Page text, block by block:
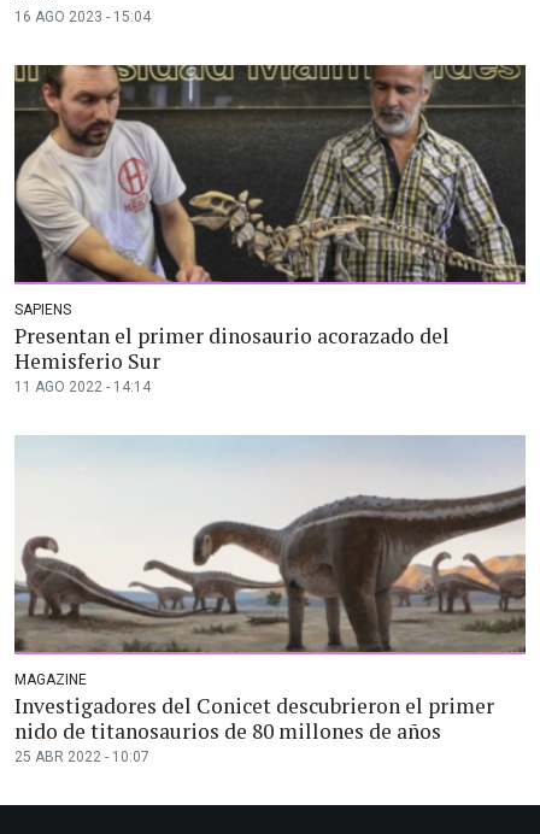
16 AGO 2023 - 15:04
SAPIENS
Presentan el primer dinosaurio acorazado del
Hemisferio Sur
11 AGO 2022 - 14:14
MAGAZINE
Investigadores del Conicet descubrieron el primer
nido de titanosaurios de 80 millones de años
25 ABR 2022 - 10:07